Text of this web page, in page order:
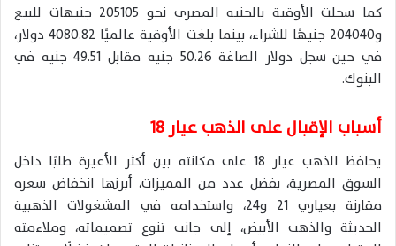
كما سجلت الأوقية بالجنيه المصري نحو 205105 جنيهات للبيع
و204040 جنيهًا للشراء، بينما بلغت الأوقية عالميًا 4080.82 دولار،
في حين سجل دولار الصاغة 50.26 جنيه مقابل 49.51 جنيه في
البنوك.
أسباب الإقبال على الذهب عيار 18
يحافظ الذهب عيار 18 على مكانته بين أكثر الأعيرة طلبًا داخل
السوق المصرية، بفضل عدد من المميزات، أبرزها انخفاض سعره
مقارنة بعياري 21 و24، واستخدامه في المشغولات الذهبية
الحديثة والذهب الأبيض، إلى جانب تنوع تصميماته، وملاءمته